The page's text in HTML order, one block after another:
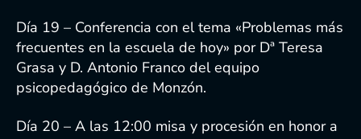
Día 19 – Conferencia con el tema «Problemas más
frecuentes en la escuela de hoy» por Dª Teresa
Grasa y D. Antonio Franco del equipo
psicopedagógico de Monzón.
Día 20 – A las 12:00 misa y procesión en honor a